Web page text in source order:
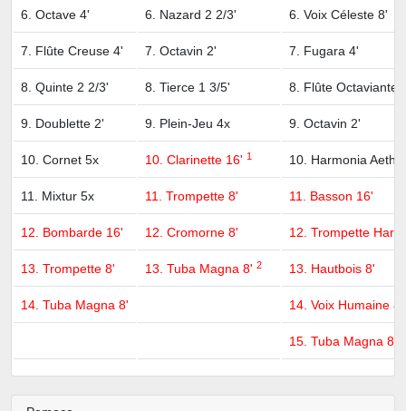
6. Octave 4' 6. Nazard 2 2/3' 6. Voix Céleste 8'
7. Flûte Creuse 4' 7. Octavin 2' 7. Fugara 4'
8. Quinte 2 2/3' 8. Tierce 1 3/5' 8. Flûte Octaviante
9. Doublette 2' 9. Plein-Jeu 4x 9. Octavin 2'
10. Cornet 5x 10. Clarinette 16' 1 10. Harmonia
11. Mixtur 5x 11. Trompette 8' 11. Basson 16'
12. Bombarde 16' 12. Cromorne 8' 12. Trompette
13. Trompette 8' 13. Tuba Magna 8' 2 13. Hautbois 8'
14. Tuba Magna 8' 14. Voix Humaine 8'
15. Tuba Magna 8'